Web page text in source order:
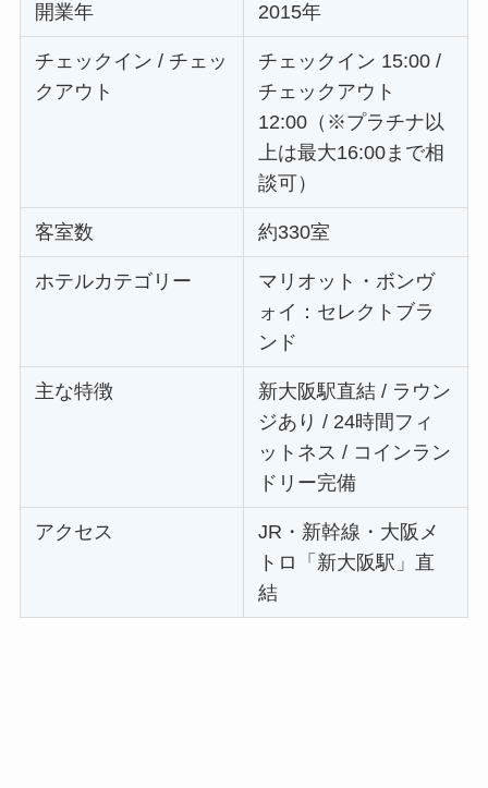
開業年 2015年
チェックイン / チェッ
クアウト
チェックイン 15:00 /
チェックアウト
12:00（※プラチナ以
上は最大16:00まで相
談可）
客室数 約330室
ホテルカテゴリー
マリオット・ボンヴ
ォイ：セレクトブラ
ンド
主な特徴
新大阪駅直結 / ラウン
ジあり / 24時間フィ
ットネス / コインラン
ドリー完備
アクセス
JR・新幹線・大阪メ
トロ「新大阪駅」直
結